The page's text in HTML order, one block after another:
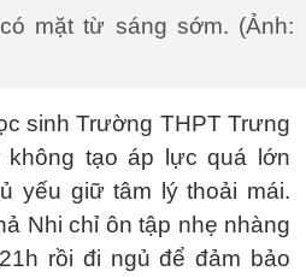
mặt từ sáng sớm. (Ảnh:
sinh Trường THPT Trưng
không tạo áp lực quá lớn
yếu giữ tâm lý thoải mái.
Nhi chỉ ôn tập nhẹ nhàng
rồi đi ngủ để đảm bảo